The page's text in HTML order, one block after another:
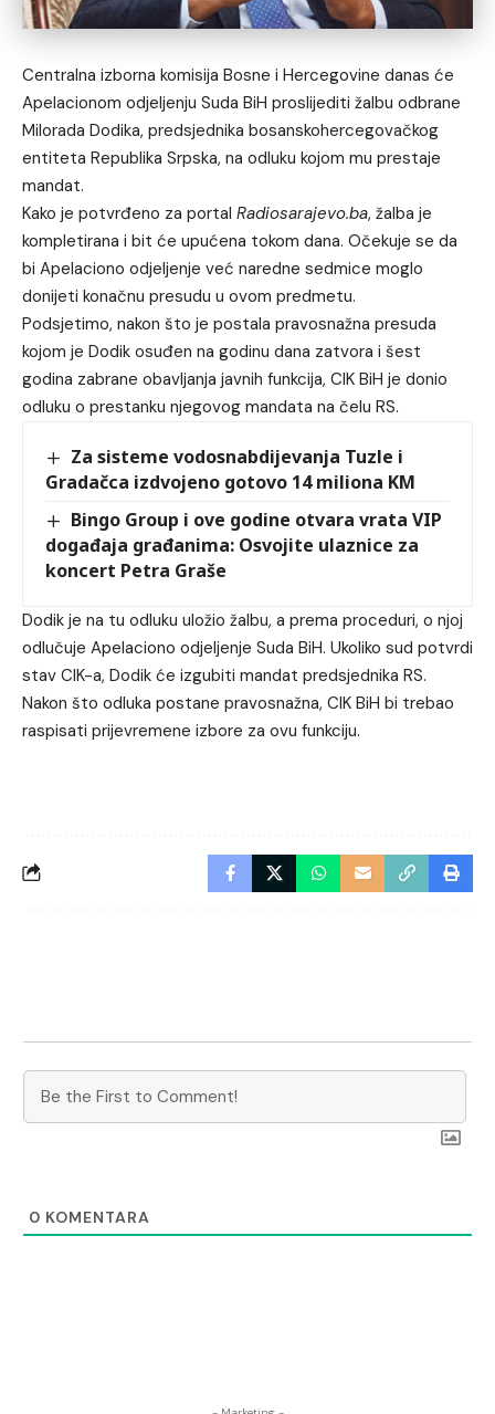
Centralna izborna komisija Bosne i Hercegovine danas će
Apelacionom odjeljenju Suda BiH proslijediti žalbu odbrane
Milorada Dodika, predsjednika bosanskohercegovačkog
entiteta Republika Srpska, na odluku kojom mu prestaje
mandat.
Kako je potvrđeno za portal Radiosarajevo.ba, žalba je
kompletirana i bit će upućena tokom dana. Očekuje se da
bi Apelaciono odjeljenje već naredne sedmice moglo
donijeti konačnu presudu u ovom predmetu.
Podsjetimo, nakon što je postala pravosnažna presuda
kojom je Dodik osuđen na godinu dana zatvora i šest
godina zabrane obavljanja javnih funkcija, CIK BiH je donio
odluku o prestanku njegovog mandata na čelu RS.
Za sisteme vodosnabdijevanja Tuzle i
Gradačca izdvojeno gotovo 14 miliona KM
Bingo Group i ove godine otvara vrata VIP
događaja građanima: Osvojite ulaznice za
koncert Petra Graše
Dodik je na tu odluku uložio žalbu, a prema proceduri, o njoj
odlučuje Apelaciono odjeljenje Suda BiH. Ukoliko sud potvrdi
stav CIK-a, Dodik će izgubiti mandat predsjednika RS.
Nakon što odluka postane pravosnažna, CIK BiH bi trebao
raspisati prijevremene izbore za ovu funkciju.
0 KOMENTARA